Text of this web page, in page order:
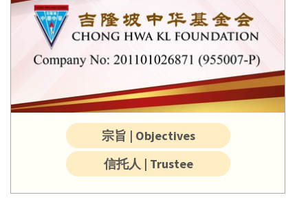
宗旨 | Objectives
信托人 | Trustee